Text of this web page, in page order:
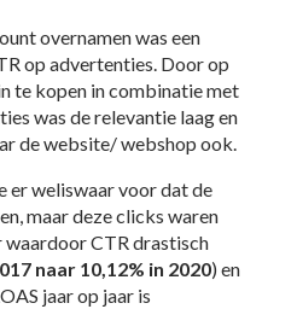
overnamen was een
op advertenties. Door op
te kopen in combinatie met
was de relevantie laag en
de website/ webshop ook.
er weliswaar voor dat de
maar deze clicks waren
waardoor CTR drastisch
naar 10,12% in 2020) en
jaar op jaar is